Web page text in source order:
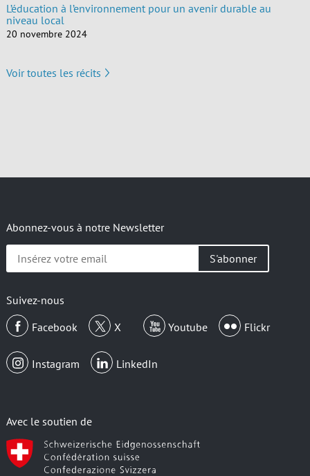
L’éducation à l’environnement pour un avenir durable au
niveau local
20 novembre 2024
Voir toutes les récits
Abonnez-vous à notre Newsletter
Insérez
votre
Suivez-nous
Facebook
X Youtube Flickr
Instagram LinkedIn
Avec le soutien de